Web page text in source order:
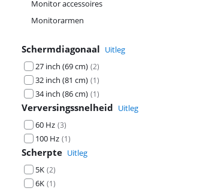
Monitor accessoires
Monitorarmen
Schermdiagonaal Uitleg
27 inch (69 cm) (2)
32 inch (81 cm) (1)
34 inch (86 cm) (1)
Verversingssnelheid Uitleg
60 Hz (3)
100 Hz (1)
Scherpte Uitleg
5K (2)
6K (1)